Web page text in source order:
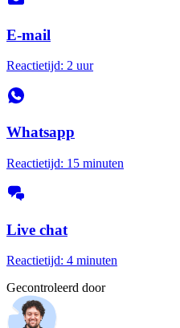
E-mail
Reactietijd: 2 uur
Whatsapp
Reactietijd: 15 minuten
Live chat
Reactietijd: 4 minuten
Gecontroleerd door